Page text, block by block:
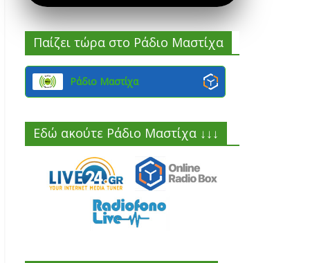
Παίζει τώρα στο Ράδιο Μαστίχα
Ράδιο Μαστίχα
Εδώ ακούτε Ράδιο Μαστίχα ↓↓↓